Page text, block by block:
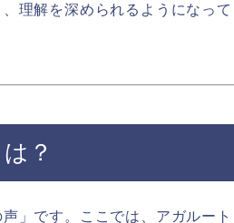
理解を深められるようになって
？
」です。ここでは、アガルート